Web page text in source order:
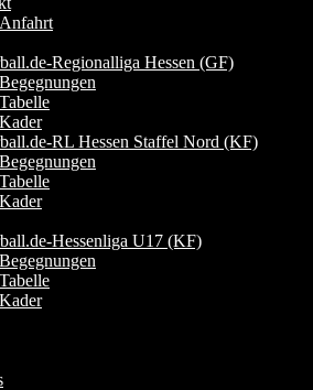
Anfahrt
Regionalliga Hessen (GF)
Begegnungen
Tabelle
Kader
RL Hessen Staffel Nord (KF)
Begegnungen
Tabelle
Kader
Hessenliga U17 (KF)
Begegnungen
Tabelle
Kader